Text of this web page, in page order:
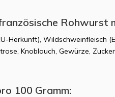
Rohwurst
Herkunft), Wildschweinfleisch
Knoblauch, Gewürze,
100 Gramm: